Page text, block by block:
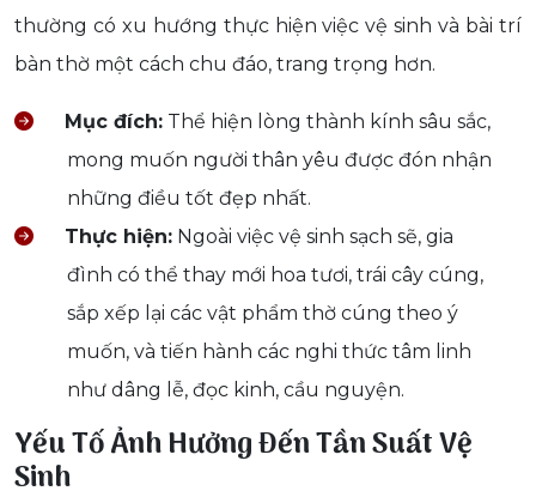
thường có xu hướng thực hiện việc vệ sinh và bài trí
bàn thờ một cách chu đáo, trang trọng hơn.
Mục đích: Thể hiện lòng thành kính sâu sắc,
mong muốn người thân yêu được đón nhận
những điều tốt đẹp nhất.
Thực hiện: Ngoài việc vệ sinh sạch sẽ, gia
đình có thể thay mới hoa tươi, trái cây cúng,
sắp xếp lại các vật phẩm thờ cúng theo ý
muốn, và tiến hành các nghi thức tâm linh
như dâng lễ, đọc kinh, cầu nguyện.
Yếu Tố Ảnh Hưởng Đến Tần Suất Vệ
Sinh